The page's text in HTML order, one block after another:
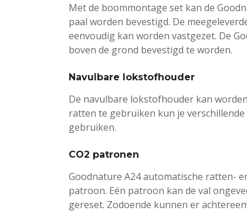
Met de boommontage set kan de
paal worden bevestigd. De
eenvoudig kan worden vastgezet. De
boven de grond bevestigd te worden.
Navulbare lokstofhouder
De navulbare lokstofhouder kan
ratten te gebruiken kun je
gebruiken.
CO2 patronen
Goodnature A24 automatische ratten-
patroon. Eén patroon kan de val
gereset. Zodoende kunnen er